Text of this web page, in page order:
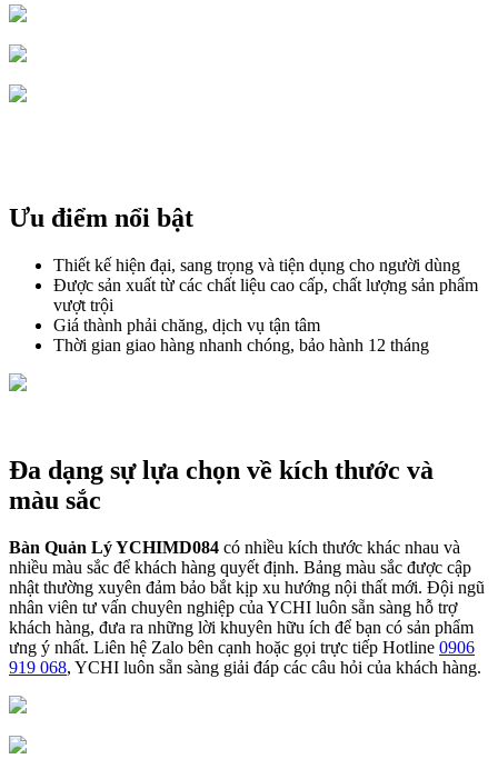
Ưu điểm nổi bật
Thiết kế hiện đại, sang trọng và tiện dụng cho người dùng
Được sản xuất từ các chất liệu cao cấp, chất lượng sản phẩm
vượt trội
Giá thành phải chăng, dịch vụ tận tâm
Thời gian giao hàng nhanh chóng, bảo hành 12 tháng
Đa dạng sự lựa chọn về kích thước và
màu sắc
Bàn Quản Lý YCHIMD084 có nhiều kích thước khác nhau và
nhiều màu sắc để khách hàng quyết định. Bảng màu sắc được cập
nhật thường xuyên đảm bảo bắt kịp xu hướng nội thất mới. Đội ngũ
nhân viên tư vấn chuyên nghiệp của YCHI luôn sẵn sàng hỗ trợ
khách hàng, đưa ra những lời khuyên hữu ích để bạn có sản phẩm
ưng ý nhất. Liên hệ Zalo bên cạnh hoặc gọi trực tiếp Hotline 0906
919 068, YCHI luôn sẵn sàng giải đáp các câu hỏi của khách hàng.